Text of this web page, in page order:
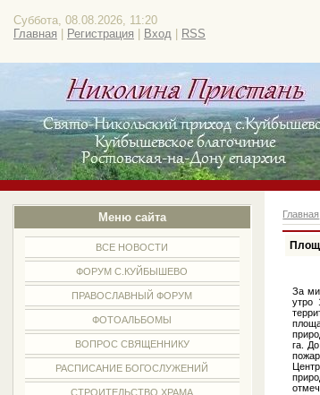
Суббота, 08.08.2026, 11:20
Главная
Регистрация Вход RSS
Меню сайта
ВСЕ НОВОСТИ
ФОРУМ С.КУЙБЫШЕВО
ПРАВОСЛАВНЫЙ ФОРУМ
ФОТОАЛЬБОМЫ
ВОПРОС СВЯЩЕННИКУ
РАСПИСАНИЕ БОГОСЛУЖЕНИЙ
СТРОИТЕЛЬСТВО ХРАМА
Главная
За
утро
га.